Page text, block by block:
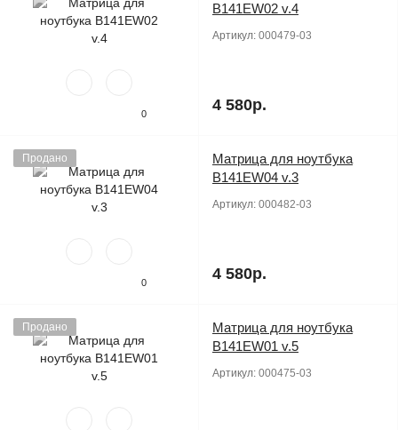
0
B141EW02 v.4
Артикул: 000479-03
4 580р.
Продано
0
Матрица для ноутбука
B141EW04 v.3
Артикул: 000482-03
4 580р.
Продано
Матрица для ноутбука
B141EW01 v.5
Артикул: 000475-03